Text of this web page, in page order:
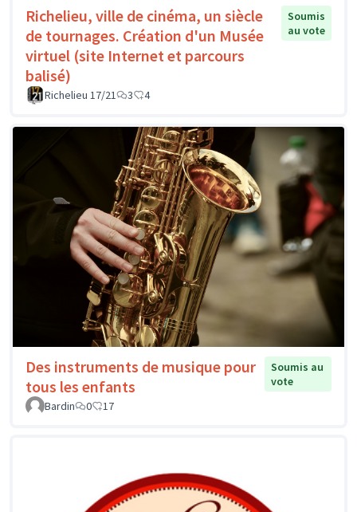
Richelieu, ville de cinéma, un siècle
de tournages. Création d'un Musée
virtuel (site Internet et parcours
balisé)
Soumis
au vote
Richelieu 17/21 3 4
Des instruments de musique pour
tous les enfants
Soumis au
vote
Bardin
0 17